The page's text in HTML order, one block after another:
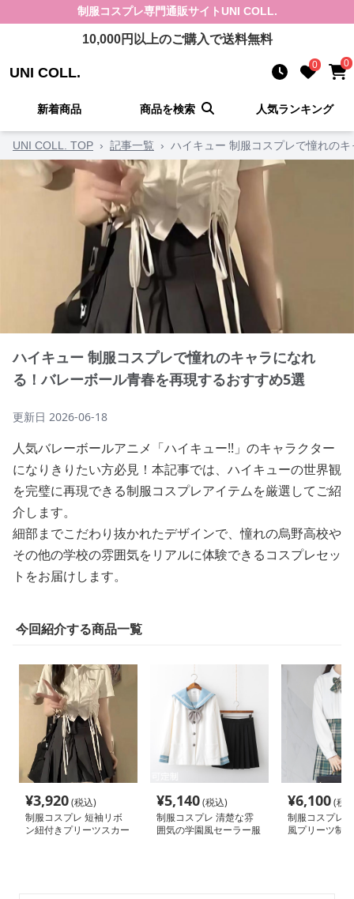
制服コスプレ専門通販サイト UNI COLL.
10,000円以上のご購入で送料無料
UNI COLL. 0 0
新着商品 商品を検索 人気ランキング
UNI COLL. TOP › 記事一覧 › ハイキュー 制服コスプレで憧れの
ハイキュー 制服コスプレで憧れのキャラになれ
る！バレーボール青春を再現するおすすめ5選
更新日 2026-06-18
人気バレーボールアニメ「ハイキュー!!」のキャラクター
になりきりたい方必見！本記事では、ハイキューの世界観
を完璧に再現できる制服コスプレアイテムを厳選してご紹
介します。
細部までこだわり抜かれたデザインで、憧れの烏野高校や
その他の学校の雰囲気をリアルに体験できるコスプレセッ
トをお届けします。
今回紹介する商品一覧
¥3,920(税込)
制服コスプレ 短袖リボ
ン紐付きプリーツスカー
¥5,140(税込)
制服コスプレ 清楚な雰
囲気の学園風セーラー服
¥6,100(税
制服コスプレ
風プリーツ制